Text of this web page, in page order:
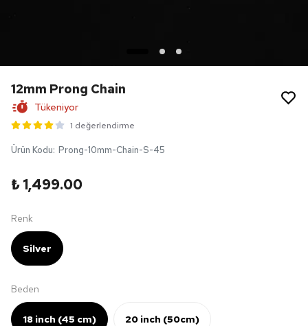
12mm Prong Chain
Tükeniyor
1 değerlendirme
Ürün Kodu: Prong-10mm-Chain-S-45
₺ 1,499.00
Renk
Silver
Beden
18 inch (45 cm) 20 inch (50cm)